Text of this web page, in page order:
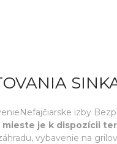
izby
mieste je k dispozícii
vybavenie na